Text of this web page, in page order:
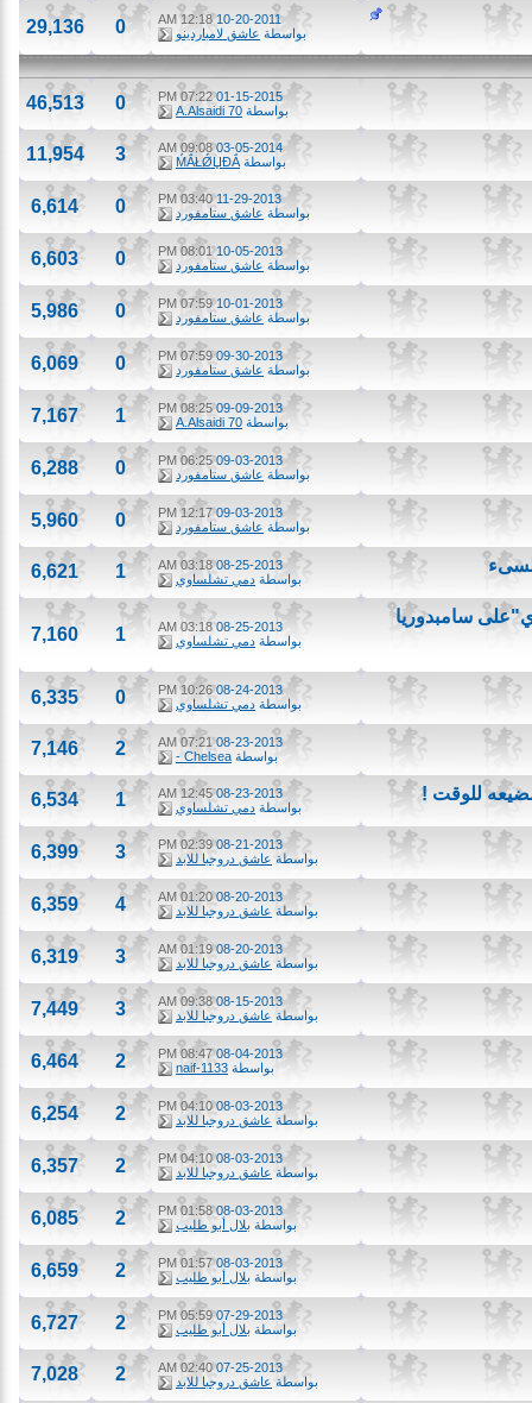
10-20-2011
12:18 AM
بواسطةعاشق لامباردينو 0
29,136
01-15-2015
07:22 PM
بواسطةA.Alsaidi 70
0
46,513
03-05-2014
09:08 AM
بواسطةḾẮŁǾЏĐẮ
3
11,954
11-29-2013
03:40 PM
بواسطةعاشق ستامفورد 0
6,614
10-05-2013
08:01 PM
بواسطةعاشق ستامفورد 0
6,603
10-01-2013
07:59 PM
بواسطةعاشق ستامفورد 0
5,986
09-30-2013
07:59 PM
بواسطةعاشق ستامفورد 0
6,069
09-09-2013
08:25 PM
بواسطةA.Alsaidi 70
1
7,167
09-03-2013
06:25 PM
بواسطةعاشق ستامفورد 0
6,288
09-03-2013
12:17 PM
بواسطةعاشق ستامفورد 0
5,960
08-25-2013
03:18 AM
بواسطةدمي تشلساوي 1
6,621
سامبدوريا 08-25-2013
03:18 AM
بواسطةدمي تشلساوي 7,160
08-24-2013
10:26 PM
بواسطةدمي تشلساوي 0
6,335
08-23-2013
07:21 AM
بواسطةChelsea -
2
7,146
للوقت ! 08-23-2013
12:45 AM
بواسطةدمي تشلساوي 1
6,534
08-21-2013
02:39 PM
بواسطةعاشق دروجبا للابد 3
6,399
08-20-2013
01:20 AM
بواسطةعاشق دروجبا للابد 4
6,359
08-20-2013
01:19 AM
بواسطةعاشق دروجبا للابد 3
6,319
08-15-2013
09:38 AM
بواسطةعاشق دروجبا للابد 3
7,449
08-04-2013
08:47 PM
بواسطةnaif-1133
2
6,464
08-03-2013
04:10 PM
بواسطةعاشق دروجبا للابد 2
6,254
08-03-2013
04:10 PM
بواسطةعاشق دروجبا للابد 2
6,357
08-03-2013
01:58 PM
بواسطةبلال أبو طليب 2
6,085
08-03-2013
01:57 PM
بواسطةبلال أبو طليب 2
6,659
07-29-2013
05:59 PM
بواسطةبلال أبو طليب 2
6,727
07-25-2013
02:40 AM
بواسطةعاشق دروجبا للابد 2
7,028